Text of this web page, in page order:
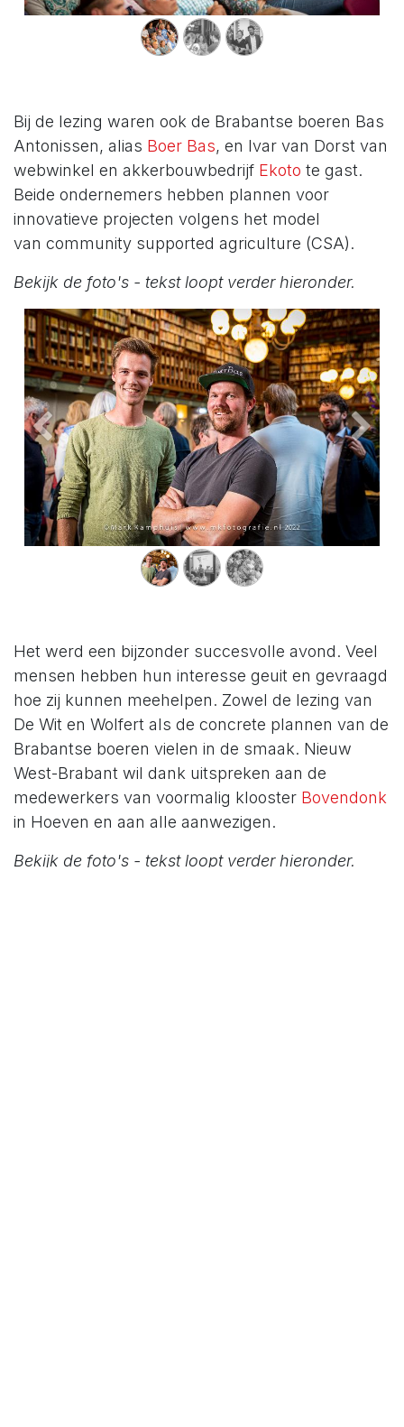
Bij de lezing waren ook de Brabantse boeren Bas
Antonissen, alias Boer Bas, en Ivar van Dorst van
webwinkel en akkerbouwbedrijf Ekoto te gast.
Beide ondernemers hebben plannen voor
innovatieve projecten volgens het model
van community supported agriculture (CSA).
Bekijk de foto's - tekst loopt verder hieronder.
Vorige
Het werd een bijzonder succesvolle avond. Veel
mensen hebben hun interesse geuit en gevraagd
hoe zij kunnen meehelpen. Zowel de lezing van
De Wit en Wolfert als de concrete plannen van de
Brabantse boeren vielen in de smaak. Nieuw
West-Brabant wil dank uitspreken aan de
medewerkers van voormalig klooster Bovendonk
in Hoeven en aan alle aanwezigen.
Bekijk de foto's - tekst loopt verder hieronder.